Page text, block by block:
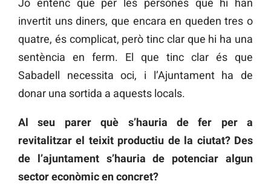
Jo entenc que per les persones que hi han
invertit uns diners, que encara en queden tres o
quatre, és complicat, però tinc clar que hi ha una
sentència en ferm. El que tinc clar és que
Sabadell necessita oci, i l’Ajuntament ha de
donar una sortida a aquests locals.
Al seu parer què s’hauria de fer per a
revitalitzar el teixit productiu de la ciutat? Des
de l’ajuntament s’hauria de potenciar algun
sector econòmic en concret?